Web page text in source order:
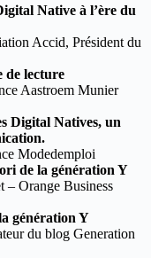
Native à l’ère du
Accid, Président du
de lecture
Aastroem Munier
Digital Natives, un
Modedemploi
de la génération Y
– Orange Business
génération Y
du blog Generation